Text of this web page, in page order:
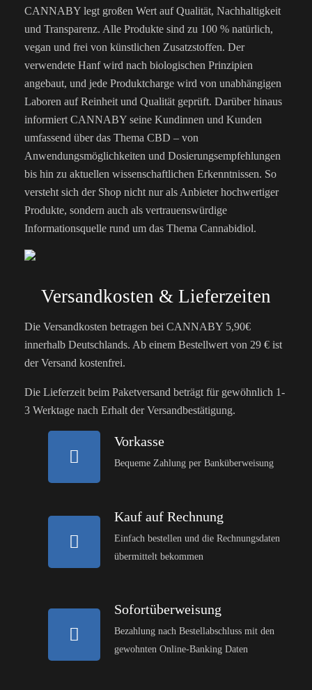
CANNABY legt großen Wert auf Qualität, Nachhaltigkeit
und Transparenz. Alle Produkte sind zu 100 % natürlich,
vegan und frei von künstlichen Zusatzstoffen. Der
verwendete Hanf wird nach biologischen Prinzipien
angebaut, und jede Produktcharge wird von unabhängigen
Laboren auf Reinheit und Qualität geprüft. Darüber hinaus
informiert CANNABY seine Kundinnen und Kunden
umfassend über das Thema CBD – von
Anwendungsmöglichkeiten und Dosierungsempfehlungen
bis hin zu aktuellen wissenschaftlichen Erkenntnissen. So
versteht sich der Shop nicht nur als Anbieter hochwertiger
Produkte, sondern auch als vertrauenswürdige
Informationsquelle rund um das Thema Cannabidiol.
Versandkosten & Lieferzeiten
Die Versandkosten betragen bei CANNABY 5,90€
innerhalb Deutschlands. Ab einem Bestellwert von 29 € ist
der Versand kostenfrei.
Die Lieferzeit beim Paketversand beträgt für gewöhnlich 1-
3 Werktage nach Erhalt der Versandbestätigung.
Vorkasse
Bequeme Zahlung per Banküberweisung
Kauf auf Rechnung
Einfach bestellen und die Rechnungsdaten
übermittelt bekommen
Sofortüberweisung
Bezahlung nach Bestellabschluss mit den
gewohnten Online-Banking Daten